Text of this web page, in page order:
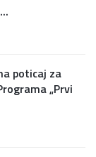
poticaj za
„Prvi